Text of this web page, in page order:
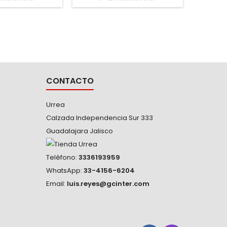
manejo de
operación: -40° C a 100° C.
CONTACTO
Urrea
Calzada Independencia Sur 333
Guadalajara Jalisco
Teléfono: 3336193959
WhatsApp: 33-4156-6204
Email: luis.reyes@gcinter.com